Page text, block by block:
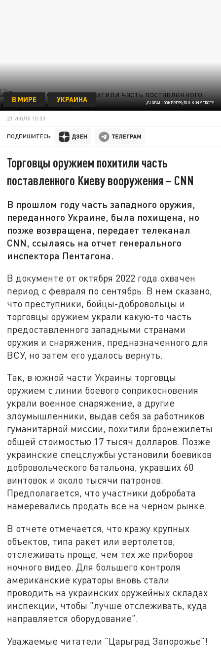
/GLOBALLOOKPRESS/BULKIN SERGEY
В МИРЕ УКРАИНА
21 ИЮЛЯ 10:59
ПОДПИШИТЕСЬ:
Торговцы оружием похитили часть
поставленного Киеву вооружения – CNN
В прошлом году часть западного оружия,
переданного Украине, была похищена, но
позже возвращена, передает телеканал
CNN, ссылаясь на отчет генерального
инспектора Пентагона.
В документе от октября 2022 года охвачен
период с февраля по сентябрь. В нем сказано,
что преступники, бойцы-добровольцы и
торговцы оружием украли какую-то часть
предоставленного западными странами
оружия и снаряжения, предназначенного для
ВСУ, но затем его удалось вернуть.
Так, в южной части Украины торговцы
оружием с линии боевого соприкосновения
украли военное снаряжение, а другие
злоумышленники, выдав себя за работников
гуманитарной миссии, похитили бронежилеты
общей стоимостью 17 тысяч долларов. Позже
украинские спецслужбы установили боевиков
добровольческого батальона, укравших 60
винтовок и около тысячи патронов.
Предполагается, что участники добробата
намеревались продать все на черном рынке.
В отчете отмечается, что кражу крупных
объектов, типа ракет или вертолетов,
отслеживать проще, чем тех же приборов
ночного видео. Для большего контроля
американские кураторы вновь стали
проводить на украинских оружейных складах
инспекции, чтобы "лучше отслеживать, куда
направляется оборудование".
Уважаемые читатели "Царьград Запорожье"!